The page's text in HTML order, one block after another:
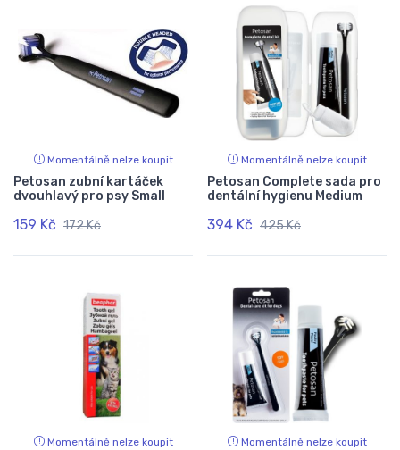
Momentálně nelze koupit
Petosan zubní kartáček
dvouhlavý pro psy Small
159 Kč 172 Kč
Momentálně nelze koupit
Petosan Complete sada pro
dentální hygienu Medium
394 Kč 425 Kč
Momentálně nelze koupit Momentálně nelze koupit